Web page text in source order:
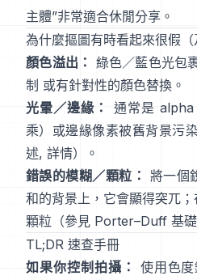
主體”非常適合休閒分享。
為什麼摳圖有時看起來很假（
顏色溢出： 綠色／藍色光
制 或有針對性的顏色替換。
光暈／邊緣：
通常是
乘）或邊緣像素被舊背景污
述, 詳情）。
錯誤的模糊／顆粒： 將一個
和的背景上，它會顯得突兀
顆粒（參見 Porter–Duff 基礎
TL;DR 速查手冊
如果你控制拍攝：
使用色